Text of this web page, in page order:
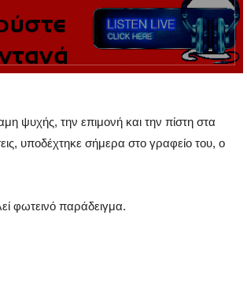
ψυχής, την επιμονή και την πίστη στα
υποδέχτηκε σήμερα στο γραφείο του, ο
φωτεινό παράδειγμα.